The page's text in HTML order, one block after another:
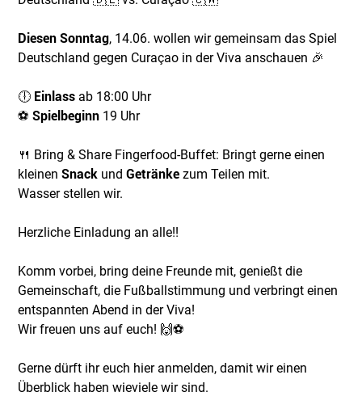
Diesen Sonntag, 14.06. wollen wir gemeinsam das Spiel
Deutschland gegen Curaçao in der Viva anschauen 🎉
🕕 Einlass ab 18:00 Uhr
⚽️Spielbeginn 19 Uhr
🍴 Bring & Share Fingerfood-Buffet: Bringt gerne einen
kleinenSnack undGetränke zum Teilen mit.
Wasser stellen wir.
Herzliche Einladung an alle!!
Komm vorbei, bring deine Freunde mit, genießt die
Gemeinschaft, die Fußballstimmung und verbringt einen
entspannten Abend in der Viva!
Wir freuen uns auf euch! 🙌⚽
Gerne dürft ihr euch hier anmelden, damit wir einen
Überblick haben wieviele wir sind.